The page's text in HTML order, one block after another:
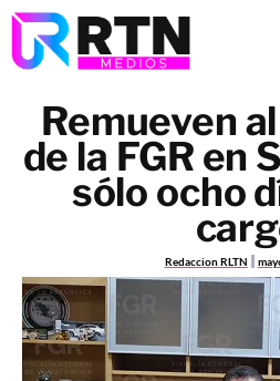
Remueven
de la FGR en
sólo ocho
Redaccion RLTN